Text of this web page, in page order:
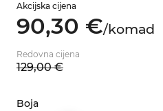
Akcijska cijena
90,30 €/komad
Redovna cijena
129,00 €
Boja